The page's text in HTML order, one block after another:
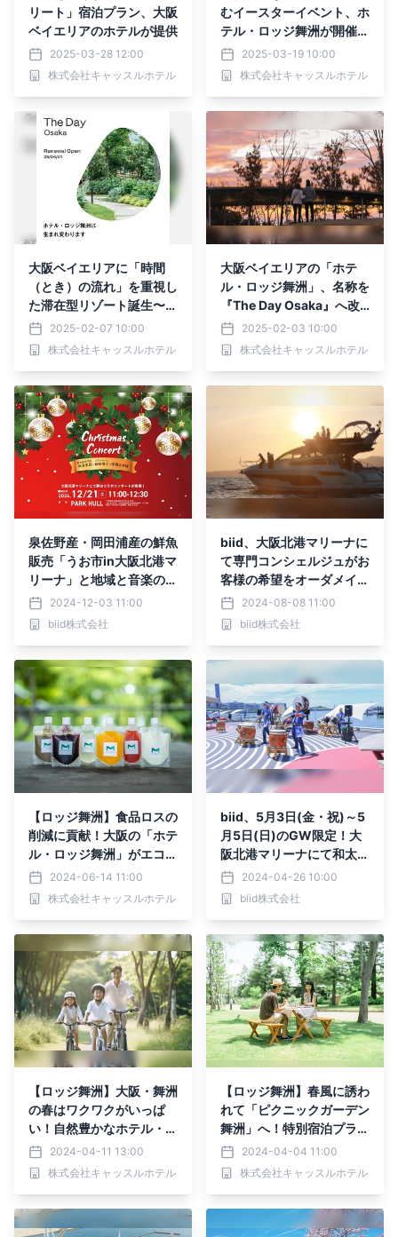
リート」宿泊プラン、大阪
ベイエリアのホテルが提供
2025-03-28 12:00
株式会社キャッスルホテル
むイースターイベント、ホ
テル・ロッジ舞洲が開催
〜 キリストの復活と春の
訪れを祝う伝統行事
2025-03-19 10:00
株式会社キャッスルホテル
大阪ベイエリアに「時間
（とき）の流れ」を重視し
た滞在型リゾート誕生〜ホ
テル・ロッジ舞洲、4月1
日から『The Day Osak
a』へ
2025-02-07 10:00
株式会社キャッスルホテル
大阪ベイエリアの「ホテ
ル・ロッジ舞洲」、名称を
『The Day Osaka』へ改
名 〜2025年4月1日、大阪
の中心部からほど近く、自
然と響き合う新たなステー
2025-02-03 10:00
株式会社キャッスルホテル
泉佐野産・岡田浦産の鮮魚
販売「うお市in大阪北港マ
リーナ」と地域と音楽の力
をつなぐ「クリスマスコン
サート」を2024年12月21
日（土）に開催決定！
2024-12-03 11:00
biid株式会社
biid、大阪北港マリーナに
て専門コンシェルジュがお
客様の希望をオーダメイド
で叶える「チャータークル
ージング」の提供を開始！
2024-08-08 11:00
biid株式会社
【ロッジ舞洲】食品ロスの
削減に貢献！大阪の「ホテ
ル・ロッジ舞洲」がエコフ
レンドリーなジェラートを
6月29日から販売開始！公
式HP予約の宿泊者には無
2024-06-14 11:00
株式会社キャッスルホテル
biid、5月3日(金・祝)～5
月5日(日)のGW限定！大
阪北港マリーナにて和太鼓
集団による和太鼓演奏と太
鼓体験イベントを開催！
2024-04-26 10:00
biid株式会社
【ロッジ舞洲】大阪・舞洲
の春はワクワクがいっぱ
い！自然豊かなホテル・ロ
ッジ舞洲で、ご家族や友人
と楽しめるアウトドア体
験！宿泊者には特別割引の
2024-04-11 13:00
株式会社キャッスルホテル
【ロッジ舞洲】春風に誘わ
れて「ピクニックガーデン
舞洲」へ！特別宿泊プラン
で自然満喫！特別なひとと
きを「ホテル・ロッジ舞
洲」で！
2024-04-04 11:00
株式会社キャッスルホテル